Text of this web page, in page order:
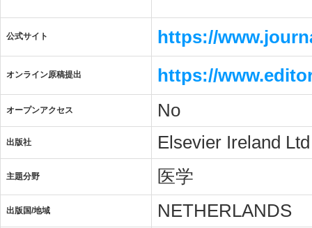
公式サイト https://
オンライン原稿提出 https://
オープンアクセス No
出版社 Elsevier Ireland Ltd
主題分野 医学
出版国/地域 NETHERLANDS